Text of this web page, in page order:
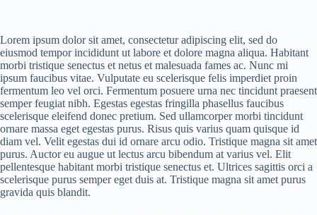
Lorem ipsum dolor sit amet, consectetur adipiscing elit, sed do
eiusmod tempor incididunt ut labore et dolore magna aliqua. Habitant
morbi tristique senectus et netus et malesuada fames ac. Nunc mi
ipsum faucibus vitae. Vulputate eu scelerisque felis imperdiet proin
fermentum leo vel orci. Fermentum posuere urna nec tincidunt praesent
semper feugiat nibh. Egestas egestas fringilla phasellus faucibus
scelerisque eleifend donec pretium. Sed ullamcorper morbi tincidunt
ornare massa eget egestas purus. Risus quis varius quam quisque id
diam vel. Velit egestas dui id ornare arcu odio. Tristique magna sit amet
purus. Auctor eu augue ut lectus arcu bibendum at varius vel. Elit
pellentesque habitant morbi tristique senectus et. Ultrices sagittis orci a
scelerisque purus semper eget duis at. Tristique magna sit amet purus
gravida quis blandit.